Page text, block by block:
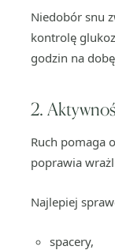
Niedobór snu
kontrolę
godzin na
2.
Ruch pomaga
poprawia
Najlepiej
spacery,